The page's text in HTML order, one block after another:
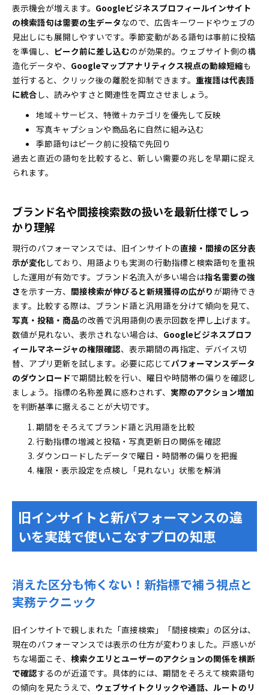
表示機会が増えます。 Googleビジネスプロフィールインサイト
の検索語句は需要の生データなので、広告キーワードやウェブの
見出しにも展開しやすいです。季節変動がある語句は事前に投稿
を準備し、 ピーク前に差し込むのが効果的。ウェブサイト側の構
造化データや、 Googleマップアナリティクス視点の動線短縮も
並行すると、クリック後の離脱を抑制できます。 重複語は代表語
に統合 し、読みやすさと関連性を両立させましょう。
地域＋サービス、特徴＋カテゴリを優先して反映
写真キャプションや商品名に自然に組み込む
季節語句はピーク前に投稿で先回り
過去と直近の語句を比較すると、新しい需要の兆しを早期に捉え
られます。
ブランド名や間接検索数の扱いを最新仕様でしっ
かり理解
現行のパフォーマンスでは、旧インサイトの直接・間接の区分表
示が変化 しており、用語よりも実測の行動指標と検索語句を重視
した運用が有効です。ブランド名流入が多い場合は指名需要の強
さを示す一方、 間接検索が伸びると新規獲得の広がり が期待でき
ます。比較する際は、ブランド語と汎用語を分けて傾向を見て、
写真・投稿・商品の改善で汎用語側の表示回数を押し上げます。
数値が見れない、表示されない場合は、 Googleビジネスプロフ
ィールマネージャの権限確認、表示期間の再指定、デバイス切
替、アプリ更新を試します。必要に応じてパフォーマンスデータ
のダウンロードで期間比較を行い、曜日や時間帯の偏りを確認し
ましょう。指標の名称差異に惑わされず、 実際のアクション増加
を判断基準に据えることが大切です。
期間をそろえてブランド語と汎用語を比較
行動指標の増減と投稿・写真更新日の関係を確認
ダウンロードしたデータで曜日・時間帯の偏りを把握
権限・表示設定を点検し「見れない」状態を解消
旧インサイトと新パフォーマンスの違
いを実践で使いこなすプロの知恵
消えた区分も怖くない！新指標で補う視点と
実務テクニック
旧インサイトで親しまれた「直接検索」「間接検索」の区分は、
現在のパフォーマンスでは表示の仕方が変わりました。戸惑いが
ちな場面こそ、 検索クエリとユーザーのアクションの関係を横断
で確認するのが近道です。具体的には、期間をそろえて検索語句
の傾向を見たうえで、 ウェブサイトクリックや通話、ルートのリ